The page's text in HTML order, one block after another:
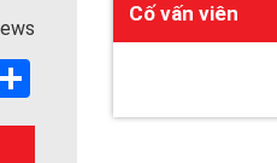
h
Cố vấn viên